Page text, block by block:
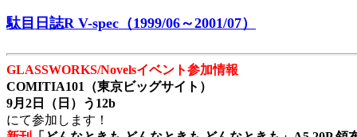
駄目日誌R V-spec（1999/06～2001/07）
GLASSWORKS/Novelsイベント参加情報
COMITIA101（東京ビッグサイト）
9月2日（日）う12b
にて参加します！